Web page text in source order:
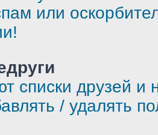
или
списки друзей и
/ удалять